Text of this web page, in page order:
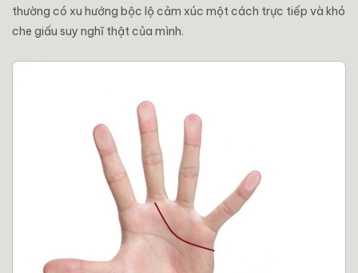
thường có xu hướng bộc lộ cảm xúc một cách trực tiếp và khó
che giấu suy nghĩ thật của mình.